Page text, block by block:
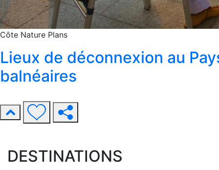
Côte Nature Plans
Lieux de déconnexion au
balnéaires
DESTINATIONS